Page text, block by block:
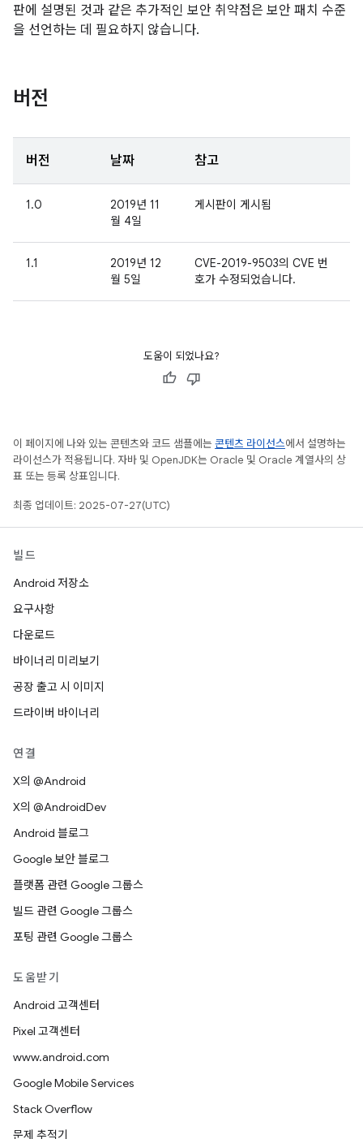
판에 설명된 것과 같은 추가적인 보안 취약점은 보안 패치 수준
을 선언하는 데 필요하지 않습니다.
버전
버전 날짜 참고
1.0
2019년 11
월 4일
게시판이 게시됨
1.1
2019년 12
월 5일
CVE-2019-9503의 CVE 번
호가 수정되었습니다.
도움이 되었나요?
이 페이지에 나와 있는 콘텐츠와 코드 샘플에는 콘텐츠 라이선스에서 설명하는
라이선스가 적용됩니다. 자바 및 OpenJDK는 Oracle 및 Oracle 계열사의 상
표 또는 등록 상표입니다.
최종 업데이트: 2025-07-27(UTC)
빌드
Android 저장소
요구사항
다운로드
바이너리 미리보기
공장 출고 시 이미지
드라이버 바이너리
연결
X의 @Android
X의 @AndroidDev
Android 블로그
Google 보안 블로그
플랫폼 관련 Google 그룹스
빌드 관련 Google 그룹스
포팅 관련 Google 그룹스
도움받기
Android 고객센터
Pixel 고객센터
www.android.com
Google Mobile Services
Stack Overflow
문제 추적기